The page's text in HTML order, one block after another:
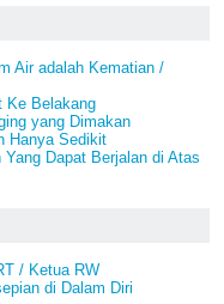
Air adalah Kematian /
Ke Belakang
yang Dimakan
Hanya Sedikit
Dapat Berjalan di Atas
/ Ketua RW
di Dalam Diri